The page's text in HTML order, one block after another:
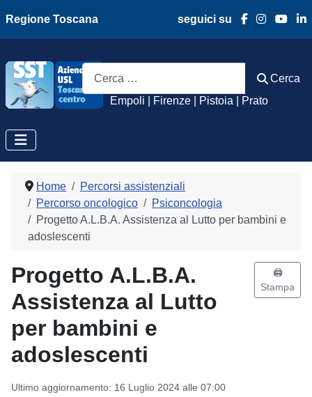
Regione Toscana seguici su
Azienda Usl
Empoli | Firenze | Pistoia | Prato
Cerca
Cerca
Home
Percorsi assistenziali
Percorso oncologico
Psiconcologia
Progetto A.L.B.A. Assistenza al Lutto per bambini e
adoslescenti
Progetto A.L.B.A.
Assistenza al Lutto
per bambini e
adoslescenti
Ultimo aggiornamento: 16 Luglio 2024 alle 07:00
🖨️
Stampa